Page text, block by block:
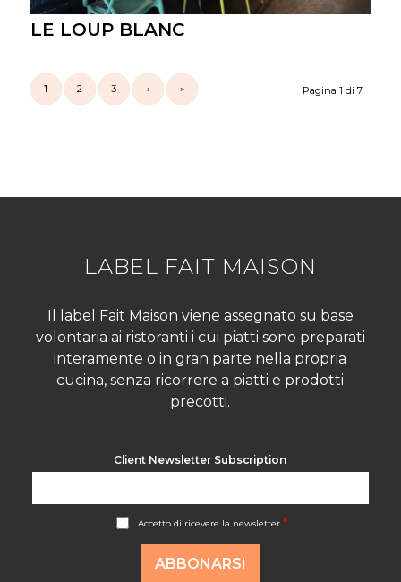
LE LOUP BLANC
Pagina 1 di 7
1 2 3 › »
LABEL FAIT MAISON
Il label Fait Maison viene assegnato su base
volontaria ai ristoranti i cui piatti sono preparati
interamente o in gran parte nella propria
cucina, senza ricorrere a piatti e prodotti
precotti.
Client Newsletter Subscription
Accetto di ricevere la newsletter *
ABBONARSI